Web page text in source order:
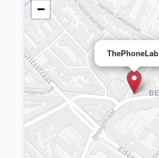
ThePhoneLab
−